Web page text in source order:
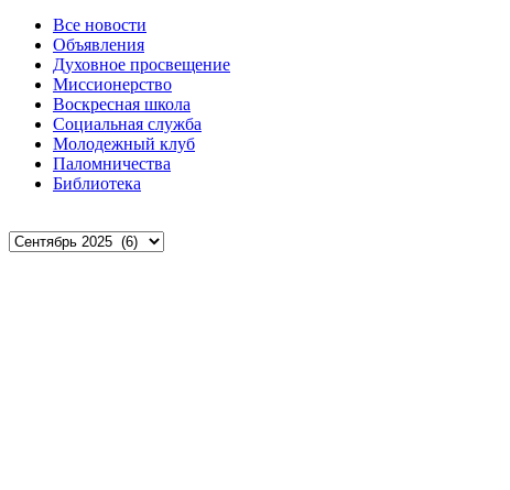
Все новости
Объявления
Духовное просвещение
Миссионерство
Воскресная школа
Социальная служба
Молодежный клуб
Паломничества
Библиотека